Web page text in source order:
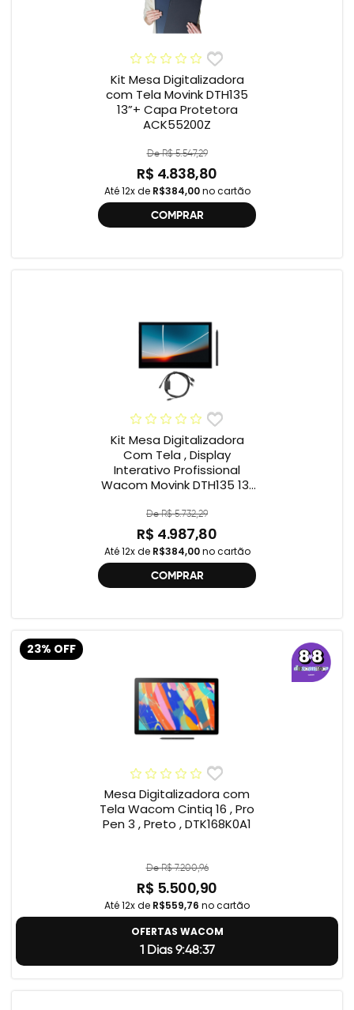
Kit Mesa Digitalizadora
com Tela Movink DTH135
13”+ Capa Protetora
ACK55200Z
De R$ 5.547,29
R$ 4.838,80
Até 12x de R$384,00no cartão
COMPRAR
Kit Mesa Digitalizadora
Com Tela , Display
Interativo Profissional
Wacom Movink DTH135 13”
One , 2ª geração
De R$ 5.732,29
R$ 4.987,80
Até 12x de R$384,00no cartão
COMPRAR
23% OFF
Mesa Digitalizadora com
Tela Wacom Cintiq 16 , Pro
Pen 3 , Preto , DTK168K0A1
De R$ 7.200,96
R$ 5.500,90
Até 12x de R$559,76 no cartão
OFERTAS WACOM
1 Dias 9:48:36